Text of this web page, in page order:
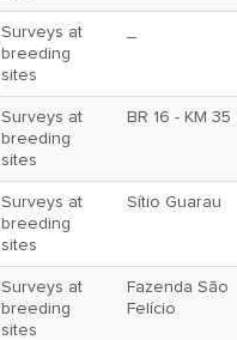
Surveys at
breeding
sites
Surveys at
breeding
sites
BR 16 - KM 35
Surveys at
breeding
sites
Sítio Guarau
Surveys at
breeding
sites
Fazenda São
Felício